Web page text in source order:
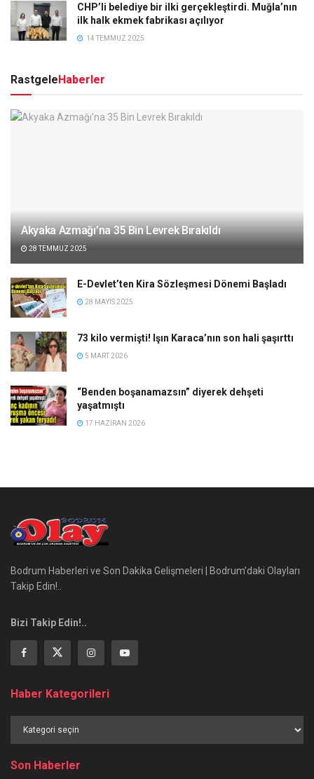
CHP’li belediye bir ilki gerçekleştirdi. Muğla’nın
ilk halk ekmek fabrikası açılıyor
14 TEMMUZ 2025
RastgeleHaberler
Akyaka Azmağı’na 35 Bin Levrek Bırakıldı
28 TEMMUZ 2025
E-Devlet’ten Kira Sözleşmesi Dönemi Başladı
28 MAYIS 2025
73 kilo vermişti! Işın Karaca’nın son hali şaşırttı
5 MART 2026
“Benden boşanamazsın” diyerek dehşeti
yaşatmıştı
17 HAZIRAN 2026
Bodrum Haberleri ve Son Dakika Gelişmeleri | Bodrum’daki Olayları
Takip Edin!..
Bizi Takip Edin!..
Haber Kategorileri
Kategorileri
Son Haberler